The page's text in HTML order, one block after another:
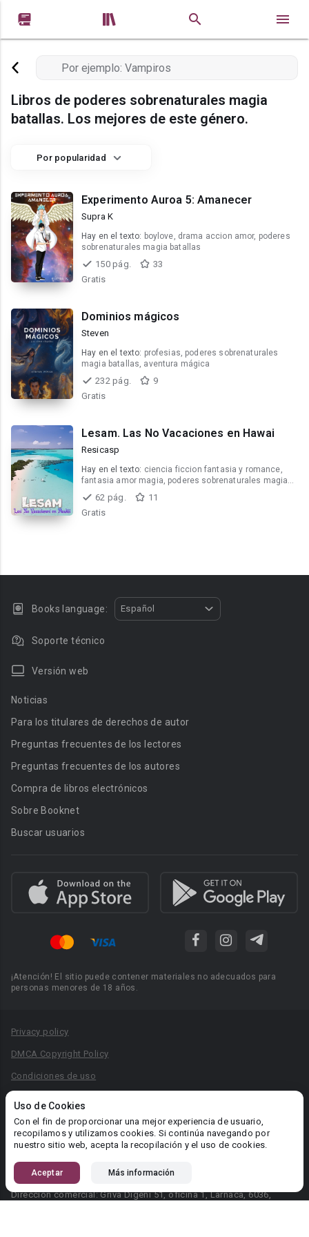
 
Libros de poderes sobrenaturales magia
batallas. Los mejores de este género.
Por popularidad
Experimento Auroa 5: Amanecer
Supra K
Hay en el texto: boylove, drama accion amor, poderes
sobrenaturales magia batallas
150 pág.
33
Gratis
Dominios mágicos
Steven
Hay en el texto: profesias, poderes sobrenaturales
magia batallas, aventura mágica
232 pág.
9
Gratis
Lesam. Las No Vacaciones en Hawai
Resicasp
Hay en el texto: ciencia ficcion fantasia y romance,
fantasia amor magia, poderes sobrenaturales magia
batallas
62 pág.
11
Gratis
Uso de Cookies
Con el fin de proporcionar una mejor experiencia de usuario,
recopilamos y utilizamos cookies. Si continúa navegando por
nuestro sitio web, acepta la recopilación y el uso de cookies.
Aceptar Más información
Books language: Español
Soporte técnico
Versión web
Noticias
Para los titulares de derechos de autor
Preguntas frecuentes de los lectores
Preguntas frecuentes de los autores
Compra de libros electrónicos
Sobre Booknet
Buscar usuarios
¡Atención! El sitio puede contener materiales no adecuados para
personas menores de 18 años.
Privacy policy
DMCA Copyright Policy
Condiciones de uso
Reglas para la publicación de libros
Área RR.PP.: pr@booknet.com
© 2026 Booknet. Todos los derechos reservados.
Dirección comercial: Griva Digeni 51, oficina 1, Larnaca, 6036,